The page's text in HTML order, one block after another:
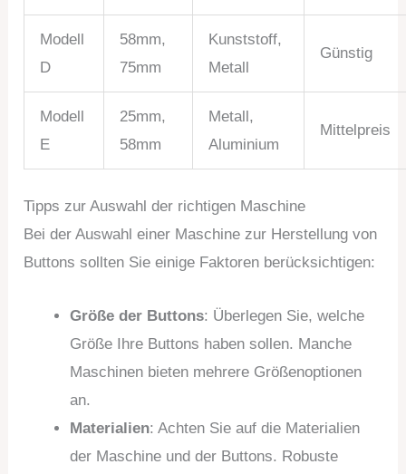
Modell
D
58mm,
75mm
Kunststoff,
Metall
Günstig
Modell
E
25mm,
58mm
Metall,
Aluminium
Mittelpreis
Tipps zur Auswahl der richtigen Maschine
Bei der Auswahl einer Maschine zur Herstellung von
Buttons sollten Sie einige Faktoren berücksichtigen:
Größe der Buttons: Überlegen Sie, welche
Größe Ihre Buttons haben sollen. Manche
Maschinen bieten mehrere Größenoptionen
an.
Materialien: Achten Sie auf die Materialien
der Maschine und der Buttons. Robuste